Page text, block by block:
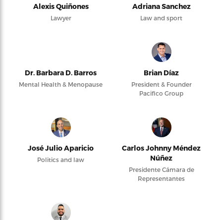
Alexis Quiñones
Lawyer
Adriana Sanchez
Law and sport
Dr. Barbara D. Barros
Mental Health & Menopause
Brian Díaz
President & Founder
Pacifico Group
José Julio Aparicio
Politics and law
Carlos Johnny Méndez
Núñez
Presidente Cámara de
Representantes